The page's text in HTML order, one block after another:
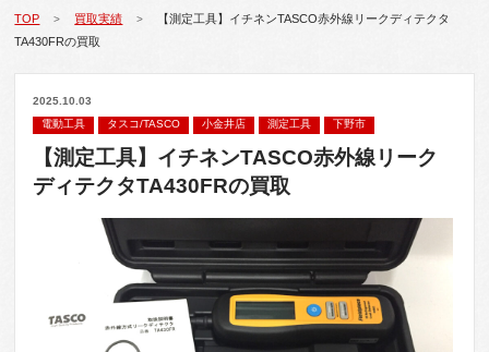
TOP > 買取実績 >
【測定工具】イチネンTASCO赤外線リークディテクタ
TA430FRの買取
2025.10.03
電動工具
タスコ/TASCO 小金井店 測定工具 下野市
【測定工具】イチネンTASCO赤外線リーク
ディテクタTA430FRの買取